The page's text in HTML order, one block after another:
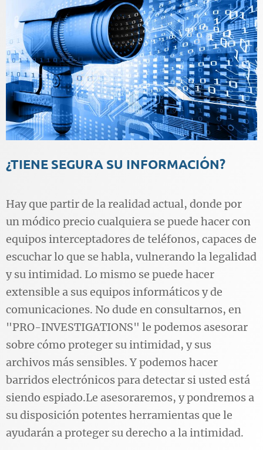
¿TIENE SEGURA SU INFORMACIÓN?
Hay que partir de la realidad actual, donde por
un módico precio cualquiera se puede hacer con
equipos interceptadores de teléfonos, capaces de
escuchar lo que se habla, vulnerando la legalidad
y su intimidad. Lo mismo se puede hacer
extensible a sus equipos informáticos y de
comunicaciones. No dude en consultarnos, en
"PRO-INVESTIGATIONS" le podemos asesorar
sobre cómo proteger su intimidad, y sus
archivos más sensibles. Y podemos hacer
barridos electrónicos para detectar si usted está
siendo espiado.Le asesoraremos, y pondremos a
su disposición potentes herramientas que le
ayudarán a proteger su derecho a la intimidad.